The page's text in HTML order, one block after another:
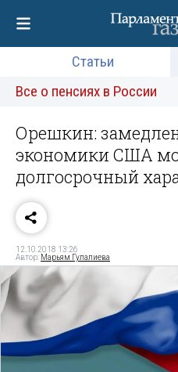
Статьи
Все о пенсиях в России
Орешкин:
экономики США
долгосрочный
12.10.2018 13:26
Автор: Марьям Гулалиева